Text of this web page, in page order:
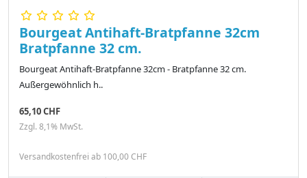
Bourgeat Antihaft-Bratpfanne 32cm
Bratpfanne 32 cm.
Bourgeat Antihaft-Bratpfanne 32cm - Bratpfanne 32 cm.
Außergewöhnlich h..
65,10 CHF
Zzgl. 8,1% MwSt.
Versandkostenfrei ab 100,00 CHF